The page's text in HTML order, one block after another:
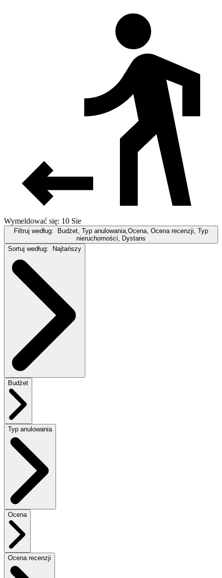
Wymeldować się: 10 Sie
Filtruj według: Budżet, Typ anulowania,Ocena, Ocena recenzji, Typ
nieruchomości, Dystans
Sortuj według: Najtańszy
Budżet
Typ anulowania
Ocena
Ocena recenzji